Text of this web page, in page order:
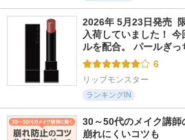
2026年 5月23日発売
入荷していました！
ルを配合。 パールぎ
6
リップモンスター
ランキングIN
30～50代のメイク講師
崩れにくいコツも